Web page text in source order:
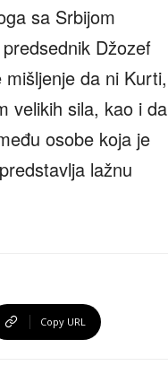
sa Srbijom
Džozef
da ni Kurti,
velikih sila, kao i da
osobe koja je
lažnu
Copy URL